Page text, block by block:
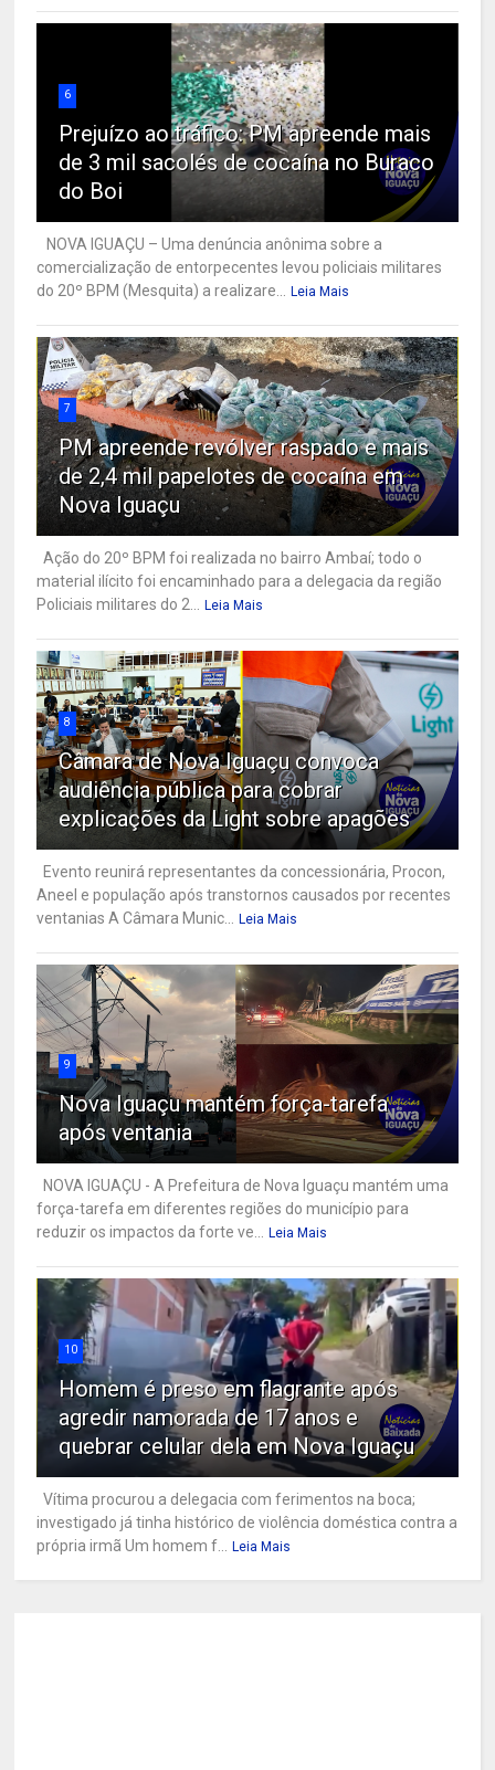
6
Prejuízo ao tráfico: PM apreende mais
de 3 mil sacolés de cocaína no Buraco
do Boi
NOVA IGUAÇU – Uma denúncia anônima sobre a
comercialização de entorpecentes levou policiais militares
do 20º BPM (Mesquita) a realizare...
Leia Mais
7
PM apreende revólver raspado e mais
de 2,4 mil papelotes de cocaína em
Nova Iguaçu
Ação do 20º BPM foi realizada no bairro Ambaí; todo o
material ilícito foi encaminhado para a delegacia da região
Policiais militares do 2...
Leia Mais
8
Câmara de Nova Iguaçu convoca
audiência pública para cobrar
explicações da Light sobre apagões
Evento reunirá representantes da concessionária, Procon,
Aneel e população após transtornos causados por recentes
ventanias A Câmara Munic...
Leia Mais
9
Nova Iguaçu mantém força-tarefa
após ventania
NOVA IGUAÇU - A Prefeitura de Nova Iguaçu mantém uma
força-tarefa em diferentes regiões do município para
reduzir os impactos da forte ve...
Leia Mais
10
Homem é preso em flagrante após
agredir namorada de 17 anos e
quebrar celular dela em Nova Iguaçu
Vítima procurou a delegacia com ferimentos na boca;
investigado já tinha histórico de violência doméstica contra a
própria irmã Um homem f...
Leia Mais